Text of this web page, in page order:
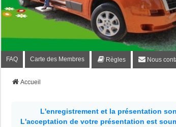
FAQ Carte des Membres Règles Nous
Accueil
L'enregistrement et la présentation
L'acceptation de votre présentation est